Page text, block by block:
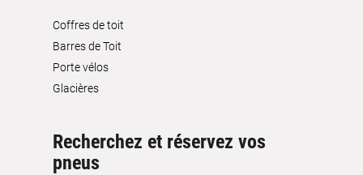
Coffres de toit
Barres de Toit
Porte vélos
Glacières
Recherchez et réservez vos
pneus